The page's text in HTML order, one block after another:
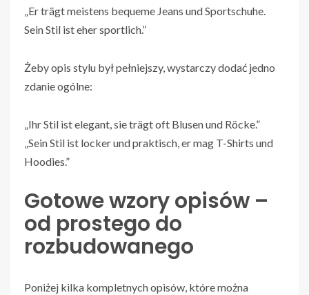
„Er trägt meistens bequeme Jeans und Sportschuhe.
Sein Stil ist eher sportlich.”
Żeby opis stylu był pełniejszy, wystarczy dodać jedno
zdanie ogólne:
„Ihr Stil ist elegant, sie trägt oft Blusen und Röcke.”
„Sein Stil ist locker und praktisch, er mag T-Shirts und
Hoodies.”
Gotowe wzory opisów –
od prostego do
rozbudowanego
Poniżej kilka kompletnych opisów, które można